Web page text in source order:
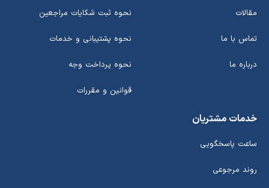
مقالات
تماس با ما
درباره ما
نحوه ثبت شکایات مراجعین
نحوه پشتیبانی و خدمات
نحوه پرداخت وجه
قوانین و مقررات
خدمات مشتریان
ساعت پاسخگویی
روند مرجوعی